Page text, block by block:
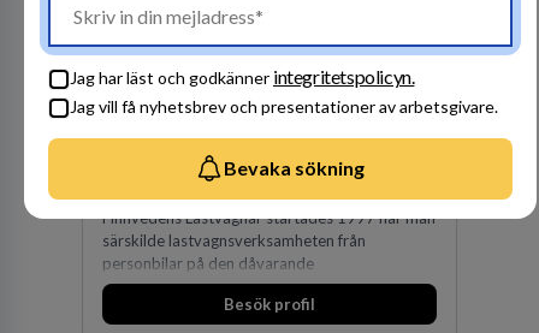
Jag har läst och godkänner integritetspolicyn.
Jag vill få nyhetsbrev och presentationer av arbetsgivare.
Bevaka sökning
Finnvedens
Lastvagnar AB
ÅTERFÖRSÄLJARE
Finnvedens Lastvagnar startades 1997 när man
särskilde lastvagnsverksamheten från
personbilar på den dåvarande
huvudanläggningen i Värnamo. Sedan dess har
man expanderat kraftigt genom ett antal
Besök profil